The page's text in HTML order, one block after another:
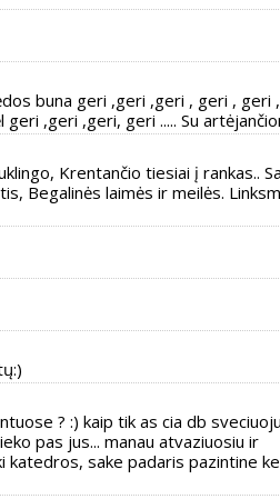
buna geri ,geri ,geri , geri , geri
geri ,geri ,geri, geri ..... Su
Krentančio tiesiai į rankas..
Begalinės laimės ir meilės.
? :) kaip tik as cia db
pas jus... manau atvaziuosiu ir
katedros, sake padaris pazintine